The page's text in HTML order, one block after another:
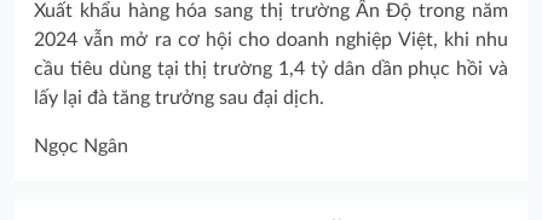
Xuất khẩu hàng hóa sang thị trường Ấn Độ trong năm
2024 vẫn mở ra cơ hội cho doanh nghiệp Việt, khi nhu
cầu tiêu dùng tại thị trường 1,4 tỷ dân dần phục hồi và
lấy lại đà tăng trưởng sau đại dịch.
Ngọc Ngân